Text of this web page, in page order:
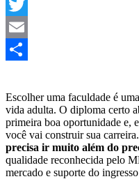
LinkedIn
Twitter
Email
Escolher uma faculdade é
vida adulta. O diploma certo
primeira boa oportunidade e,
você vai construir sua
precisa ir muito além do
qualidade reconhecida pelo
mercado e suporte do